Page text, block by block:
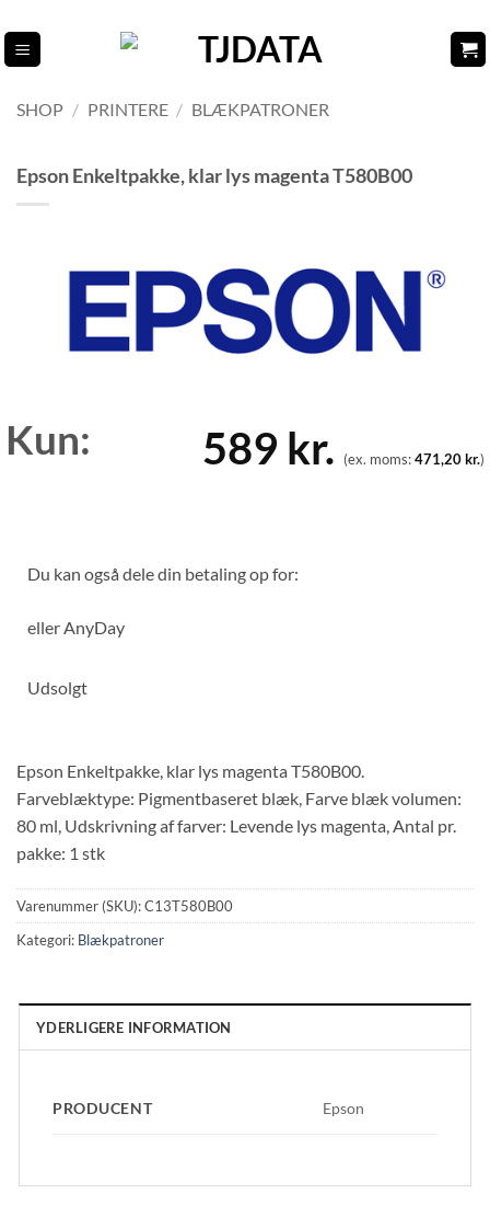
til
indhold
SHOP / PRINTERE / BLÆKPATRONER
Epson Enkeltpakke, klar lys magenta T580B00
Kun: 589 kr. (ex. moms:471,20kr.)
Du kan også dele din betaling op for:
ellerAnyDay
Udsolgt
Epson Enkeltpakke, klar lys magenta T580B00.
Farveblæktype: Pigmentbaseret blæk, Farve blæk volumen:
80 ml, Udskrivning af farver: Levende lys magenta, Antal pr.
pakke: 1 stk
Varenummer (SKU):C13T580B00
Kategori: Blækpatroner
YDERLIGERE INFORMATION
PRODUCENT Epson